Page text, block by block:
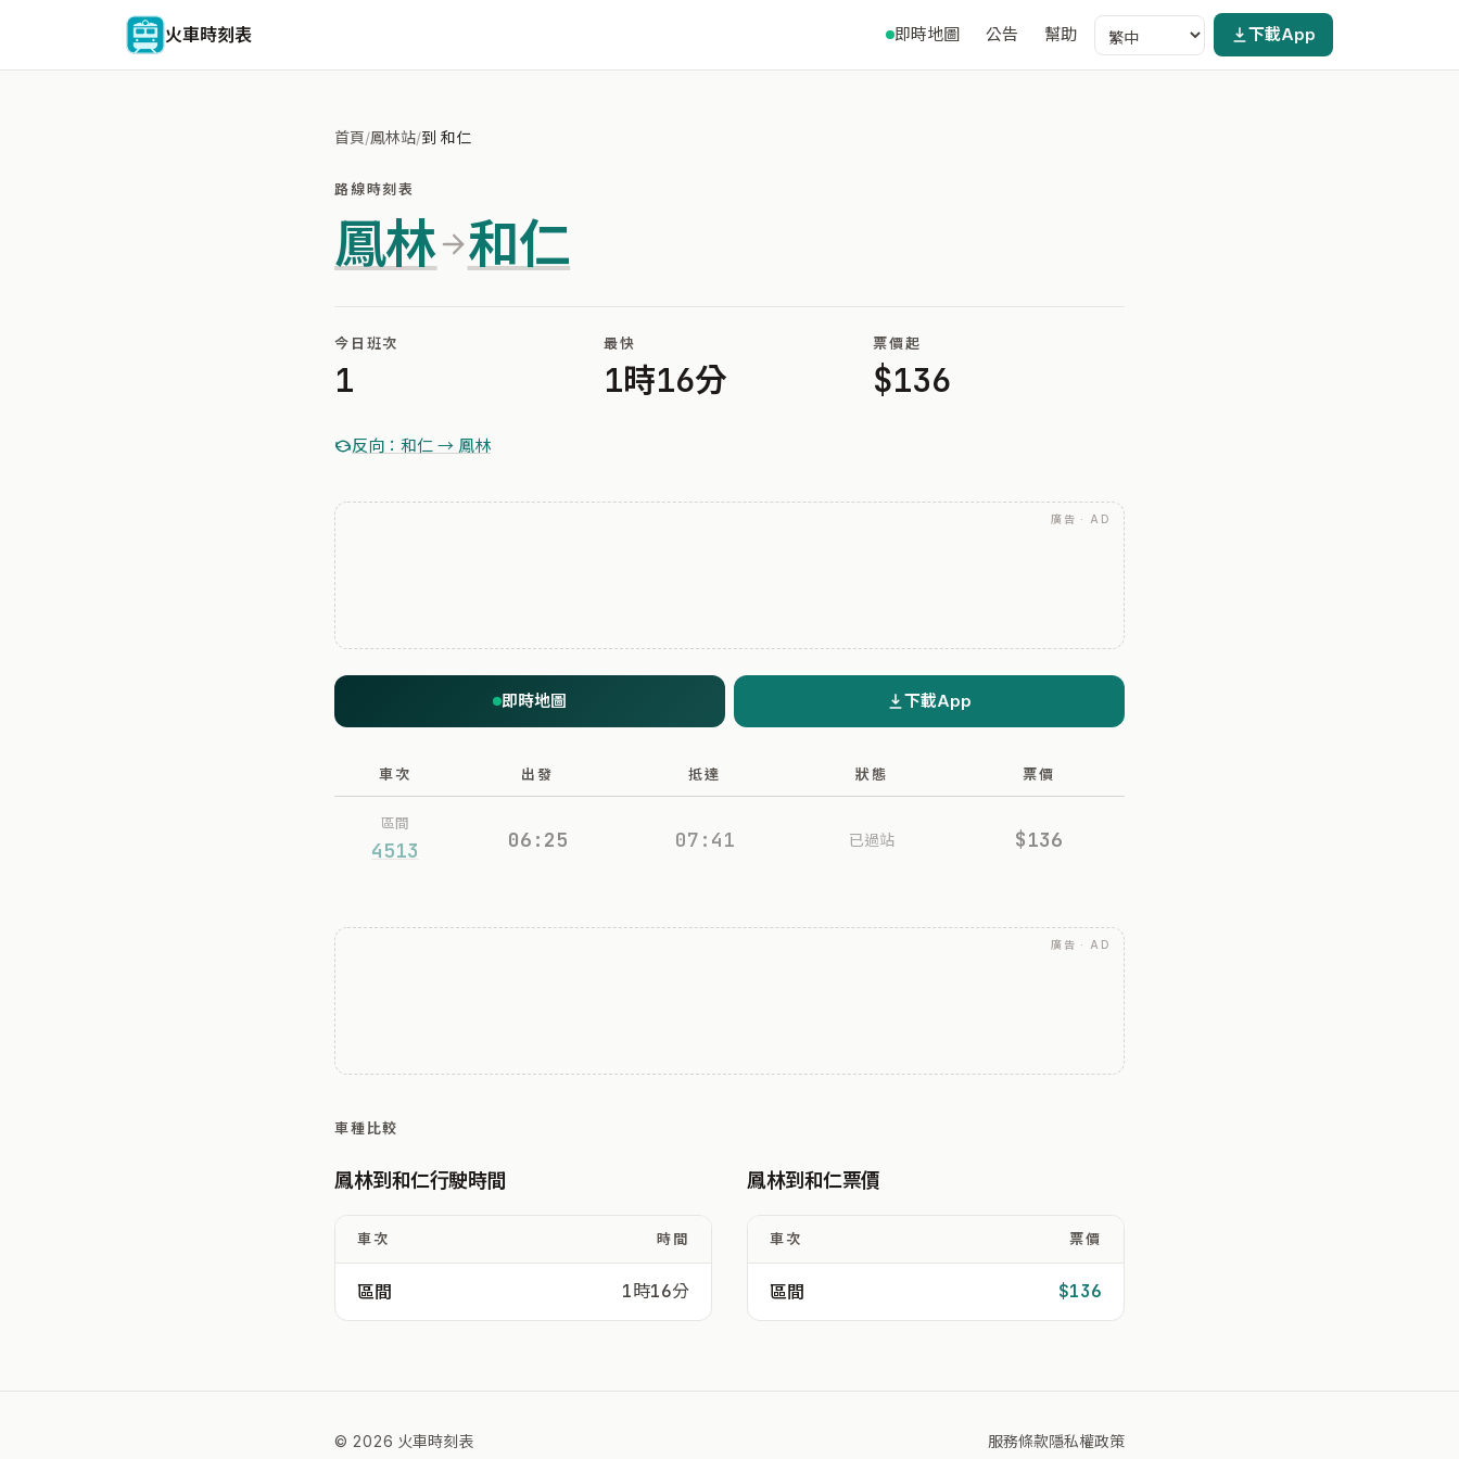
火車時刻表 即時地圖 公告 幫助 下載App
首頁/鳳林站/到 和仁
路線時刻表
鳳林 和仁
今日班次
1
最快
1時16分
票價起
$136
反向：和仁 → 鳳林
廣告 · AD
即時地圖 下載App
車次 出發 抵達 狀態 票價
區間
4513 06:25 07:41 已過站 $136
廣告 · AD
車種比較
鳳林到和仁行駛時間
車次 時間
區間 1時16分
鳳林到和仁票價
車次 票價
區間 $136
© 2026 火車時刻表 服務條款隱私權政策